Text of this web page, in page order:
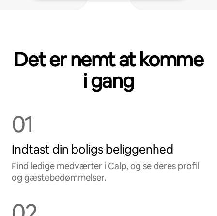
Det er nemt at komme
i gang
01
Indtast din boligs beliggenhed
Find ledige medværter i Calp, og se deres profil
og gæstebedømmelser.